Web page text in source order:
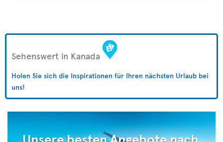
Sehenswert in Kanada
Holen Sie sich die Inspirationen für Ihren nächsten Urlaub bei
uns!